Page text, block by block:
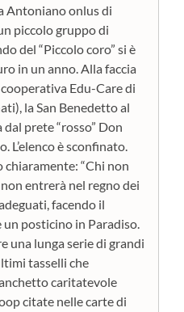
Antoniano onlus di
piccolo gruppo di
del “Piccolo coro” si è
in un anno. Alla faccia
Edu-Care di
la San Benedetto al
prete “rosso” Don
L’elenco è sconfinato.
chiaramente: “Chi non
entrerà nel regno dei
facendo il
posticino in Paradiso.
una lunga serie di grandi
tasselli che
caritatevole
citate nelle carte di